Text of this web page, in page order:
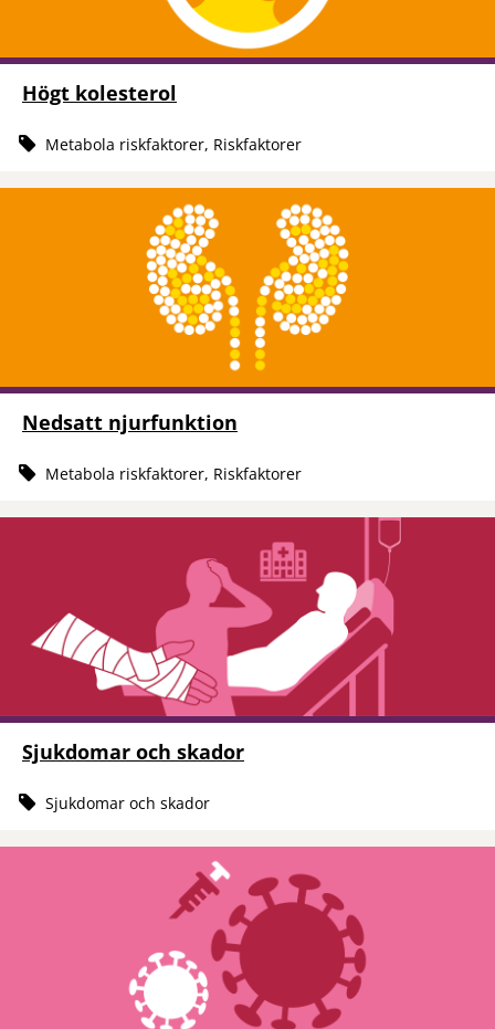
Högt kolesterol
Metabola riskfaktorer, Riskfaktorer
Nedsatt njurfunktion
Metabola riskfaktorer, Riskfaktorer
Sjukdomar och skador
Sjukdomar och skador